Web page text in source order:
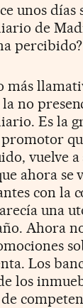
unos días
de
percibido?
más
no
Es la
vuelve a
ahora se
con la
una
Ahora
Los
los